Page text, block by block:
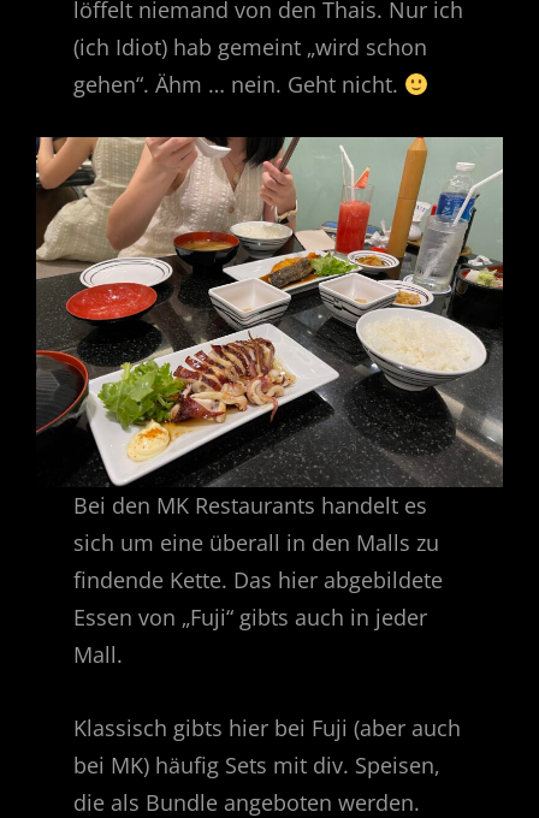
löffelt niemand von den Thais. Nur ich
(ich Idiot) hab gemeint „wird schon
gehen“. Ähm … nein. Geht nicht.
Bei den MK Restaurants handelt es
sich um eine überall in den Malls zu
findende Kette. Das hier abgebildete
Essen von „Fuji“ gibts auch in jeder
Mall.
Klassisch gibts hier bei Fuji (aber auch
bei MK) häufig Sets mit div. Speisen,
die als Bundle angeboten werden.